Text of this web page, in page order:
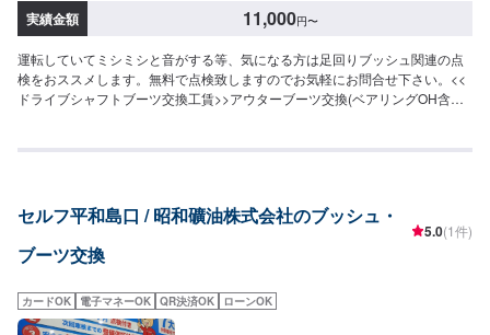
実績金額 11,000円〜
運転していてミシミシと音がする等、気になる方は足回りブッシュ関連の点
検をおススメします。無料で点検致しますのでお気軽にお問合せ下さい。<<
ドライブシャフトブーツ交換工賃>>アウターブーツ交換(ベアリングOH含
セルフ平和島口 / 昭和礦油株式会社のブッシュ・
ブーツ交換
5.0(1件)
カードOK 電子マネーOK QR決済OK ローンOK